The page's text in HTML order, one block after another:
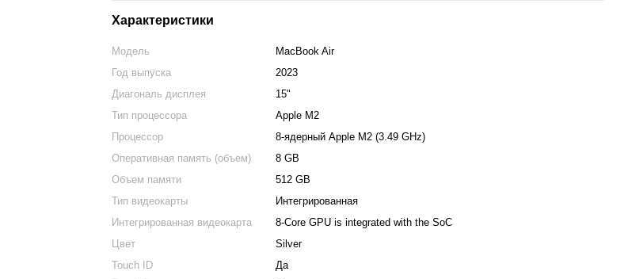
Характеристики
Модель
MacBook Air
Год выпуска
2023
Диагональ дисплея
15"
Тип процессора
Apple M2
Процессор
8-ядерный Apple M2 (3.49 GHz)
Оперативная память (объем)
8 GB
Объем памяти
512 GB
Тип видеокарты
Интегрированная
Интегрированная видеокарта
8-Core GPU is integrated with the SoC
Цвет
Silver
Touch ID
Да